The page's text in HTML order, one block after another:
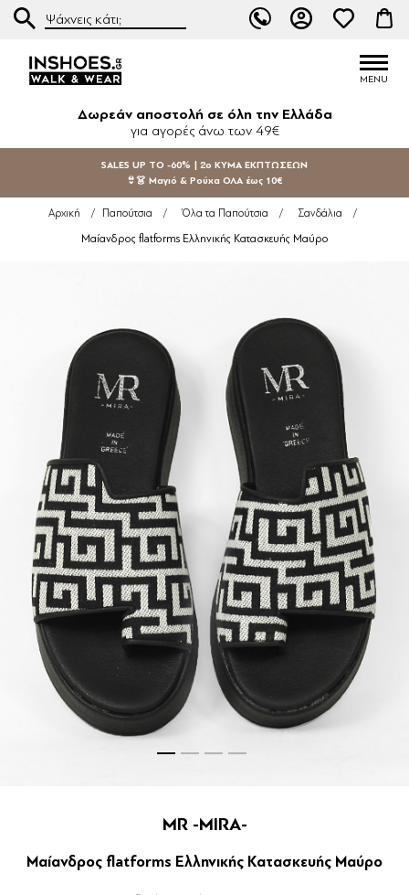
Δωρεάν αποστολή σε όλη την Ελλάδα
για αγορές άνω των 49€
SALES UP TO -60% | 2ο ΚΥΜΑ ΕΚΠΤΩΣΕΩΝ
👙👗 Μαγιό & Ρούχα ΟΛΑ έως 10€
Αρχική / Παπούτσια / Όλα τα Παπούτσια / Σανδάλια /
Μαίανδρος flatforms Ελληνικής Κατασκευής Μαύρο
MR -MIRA-
Μαίανδρος flatforms Ελληνικής Κατασκευής Μαύρο